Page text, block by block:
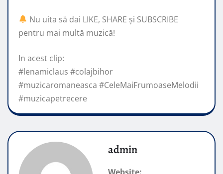
Nu uita să dai LIKE, SHARE și SUBSCRIBE
pentru mai multă muzică!
In acest clip:
#lenamiclaus #colajbihor
#muzicaromaneasca #CeleMaiFrumoaseMelodii
#muzicapetrecere
admin
Website: